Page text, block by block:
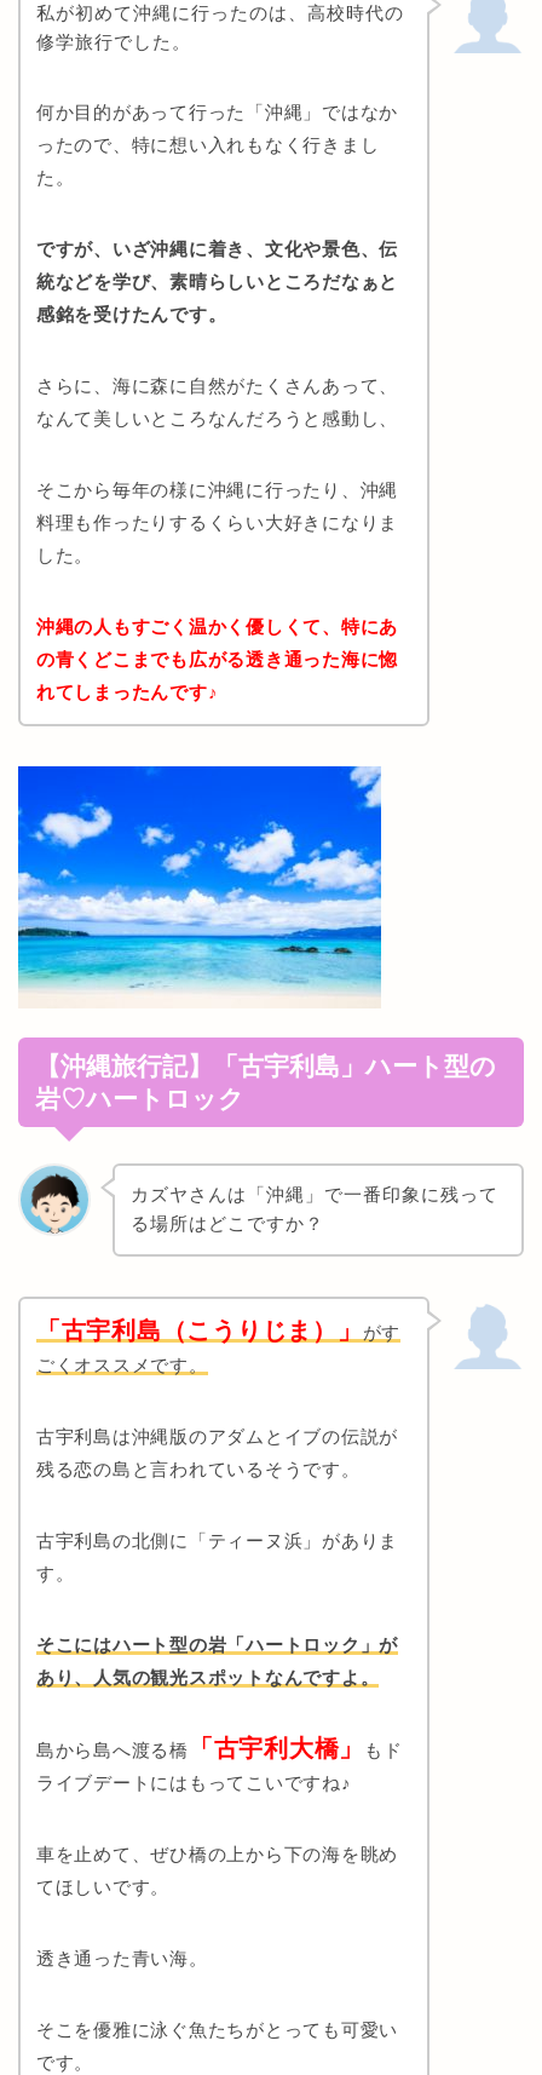
私が初めて沖縄に行ったのは、高校時代の
修学旅行でした。
何か目的があって行った「沖縄」ではなか
ったので、特に想い入れもなく行きまし
た。
ですが、いざ沖縄に着き、文化や景色、伝
統などを学び、素晴らしいところだなぁと
感銘を受けたんです。
さらに、海に森に自然がたくさんあって、
なんて美しいところなんだろうと感動し、
そこから毎年の様に沖縄に行ったり、沖縄
料理も作ったりするくらい大好きになりま
した。
沖縄の人もすごく温かく優しくて、特にあ
の青くどこまでも広がる透き通った海に惚
れてしまったんです♪
【沖縄旅行記】「古宇利島」ハート型の
岩♡ハートロック
カズヤさんは「沖縄」で一番印象に残って
る場所はどこですか？
「古宇利島（こうりじま）」
がす
ごくオススメです。
古宇利島は沖縄版のアダムとイブの伝説が
残る恋の島と言われているそうです。
古宇利島の北側に「ティーヌ浜」がありま
す。
そこにはハート型の岩「ハートロック」が
あり、人気の観光スポットなんですよ。
島から島へ渡る橋 「古宇利大橋」
もド
ライブデートにはもってこいですね♪
車を止めて、ぜひ橋の上から下の海を眺め
てほしいです。
透き通った青い海。
そこを優雅に泳ぐ魚たち がとっても可愛い
です。